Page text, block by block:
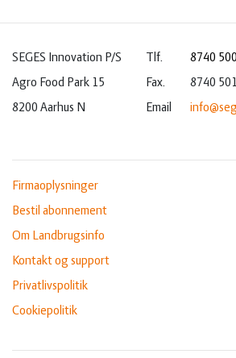
SEGES Innovation P/S
Agro Food Park 15
8200 Aarhus N
Tlf.
8740
Fax.
8740
Email
Firmaoplysninger
Bestil abonnement
Om Landbrugsinfo
Kontakt og support
Privatlivspolitik
Cookiepolitik